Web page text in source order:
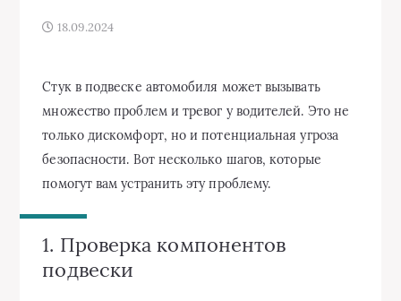
18.09.2024
Стук в подвеске автомобиля может вызывать
множество проблем и тревог у водителей. Это не
только дискомфорт, но и потенциальная угроза
безопасности. Вот несколько шагов, которые
помогут вам устранить эту проблему.
1. Проверка компонентов
подвески